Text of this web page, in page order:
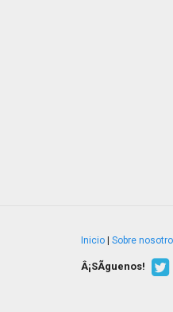
Inicio Sobre
Â¡SÃ­guenos!